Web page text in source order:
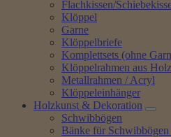
Flachkissen/
Klöppel
Garne
Klöppelbriefe
Komplettsets (ohne
Klöppelrahmen aus Holz
Metallrahmen / Acryl
Klöppeleinhänger
Holzkunst & Dekoration
Schwibbögen
Bänke für